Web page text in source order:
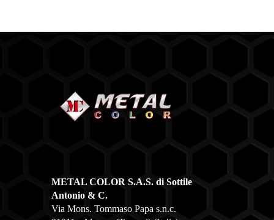
METAL COLOR S.A.S. di Sottile
Antonio & C.
Via Mons. Tommaso Papa s.n.c.